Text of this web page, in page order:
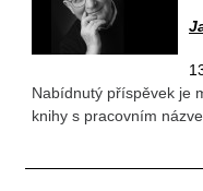
Nabídnutý příspěvek je
knihy s pracovním